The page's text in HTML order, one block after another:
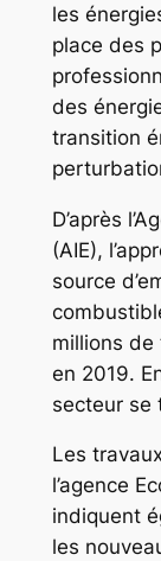
les
place des
des
transition
D’après
(AIE),
source
millions de
en 2019.
secteur se
Les
l’agence
indiquent
les